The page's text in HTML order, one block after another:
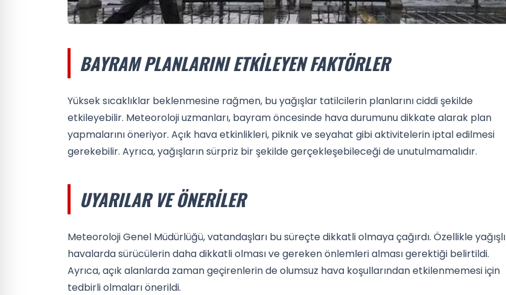
BAYRAM PLANLARINI ETKILEYEN FAKTÖRLER
Yüksek sıcaklıklar beklenmesine rağmen, bu yağışlar tatilcilerin planlarını ciddi şekilde
etkileyebilir. Meteoroloji uzmanları, bayram öncesinde hava durumunu dikkate alarak plan
yapmalarını öneriyor. Açık hava etkinlikleri, piknik ve seyahat gibi aktivitelerin iptal edilmesi
gerekebilir. Ayrıca, yağışların sürpriz bir şekilde gerçekleşebileceği de unutulmamalıdır.
UYARILAR VE ÖNERILER
Meteoroloji Genel Müdürlüğü, vatandaşları bu süreçte dikkatli olmaya çağırdı. Özellikle yağışlı
havalarda sürücülerin daha dikkatli olması ve gereken önlemleri alması gerektiği belirtildi.
Ayrıca, açık alanlarda zaman geçirenlerin de olumsuz hava koşullarından etkilenmemesi için
tedbirli olmaları önerildi.